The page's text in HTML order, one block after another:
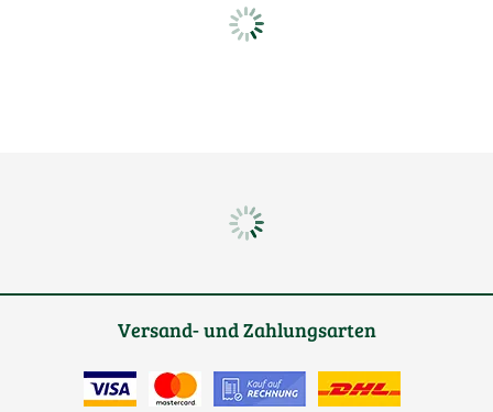
Versand- und Zahlungsarten